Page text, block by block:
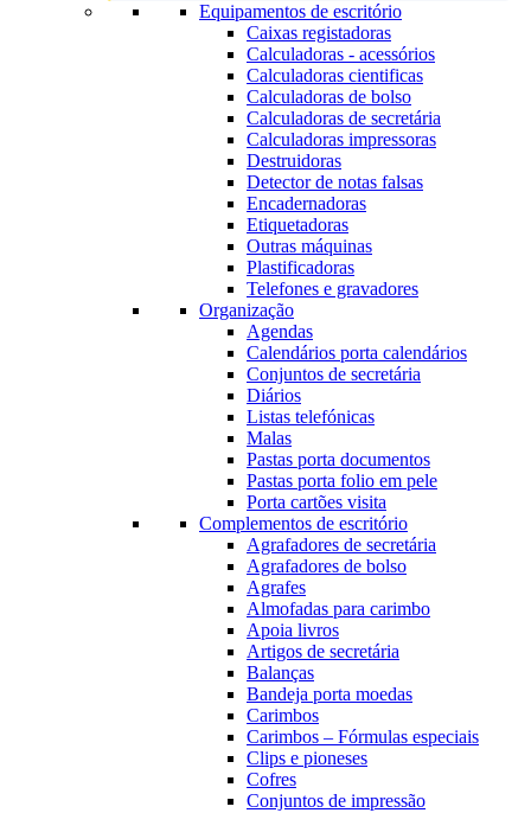
Equipamentos de escritório
Caixas registadoras
Calculadoras - acessórios
Calculadoras cientificas
Calculadoras de bolso
Calculadoras de secretária
Calculadoras impressoras
Destruidoras
Detector de notas falsas
Encadernadoras
Etiquetadoras
Outras máquinas
Plastificadoras
Telefones e gravadores
Organização
Agendas
Calendários porta calendários
Conjuntos de secretária
Diários
Listas telefónicas
Malas
Pastas porta documentos
Pastas porta folio em pele
Porta cartões visita
Complementos de escritório
Agrafadores de secretária
Agrafadores de bolso
Agrafes
Almofadas para carimbo
Apoia livros
Artigos de secretária
Balanças
Bandeja porta moedas
Carimbos
Carimbos – Fórmulas especiais
Clips e pioneses
Cofres
Conjuntos de impressão